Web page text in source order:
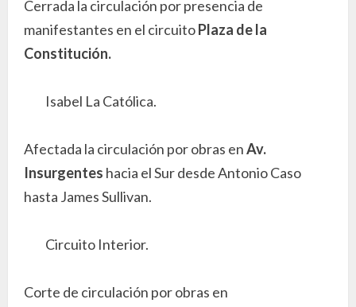
Cerrada la circulación por presencia de
manifestantes en el circuitoPlaza de la
Constitución.
Isabel La Católica.
Afectada la circulación por obras enAv.
Insurgentes hacia el Sur desde Antonio Caso
hasta James Sullivan.
Circuito Interior.
Corte de circulación por obras en